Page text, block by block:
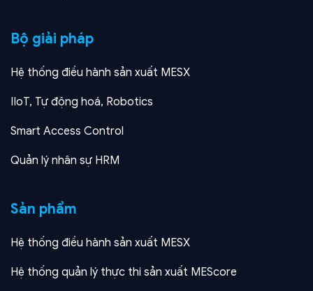
Bộ giải pháp
Hệ thống điều hành sản xuất MESX
IIoT, Tự động hoá, Robotics
Smart Access Control
Quản lý nhân sự HRM
Sản phẩm
Hệ thống điều hành sản xuất MESX
Hệ thống quản lý thực thi sản xuất MEScore